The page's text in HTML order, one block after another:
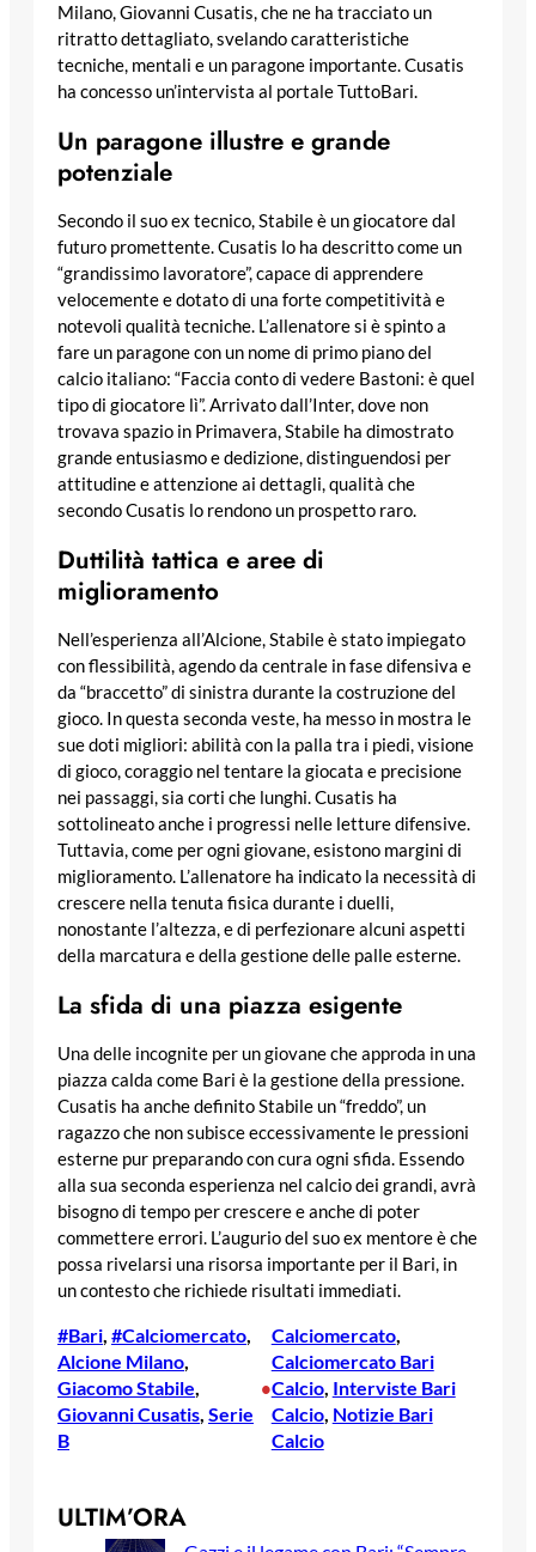
Milano, Giovanni Cusatis, che ne ha tracciato un
ritratto dettagliato, svelando caratteristiche
tecniche, mentali e un paragone importante. Cusatis
ha concesso un’intervista al portale TuttoBari.
Un paragone illustre e grande
potenziale
Secondo il suo ex tecnico, Stabile è un giocatore dal
futuro promettente. Cusatis lo ha descritto come un
“grandissimo lavoratore”, capace di apprendere
velocemente e dotato di una forte competitività e
notevoli qualità tecniche. L’allenatore si è spinto a
fare un paragone con un nome di primo piano del
calcio italiano: “Faccia conto di vedere Bastoni: è quel
tipo di giocatore lì”. Arrivato dall’Inter, dove non
trovava spazio in Primavera, Stabile ha dimostrato
grande entusiasmo e dedizione, distinguendosi per
attitudine e attenzione ai dettagli, qualità che
secondo Cusatis lo rendono un prospetto raro.
Duttilità tattica e aree di
miglioramento
Nell’esperienza all’Alcione, Stabile è stato impiegato
con flessibilità, agendo da centrale in fase difensiva e
da “braccetto” di sinistra durante la costruzione del
gioco. In questa seconda veste, ha messo in mostra le
sue doti migliori: abilità con la palla tra i piedi, visione
di gioco, coraggio nel tentare la giocata e precisione
nei passaggi, sia corti che lunghi. Cusatis ha
sottolineato anche i progressi nelle letture difensive.
Tuttavia, come per ogni giovane, esistono margini di
miglioramento. L’allenatore ha indicato la necessità di
crescere nella tenuta fisica durante i duelli,
nonostante l’altezza, e di perfezionare alcuni aspetti
della marcatura e della gestione delle palle esterne.
La sfida di una piazza esigente
Una delle incognite per un giovane che approda in una
piazza calda come Bari è la gestione della pressione.
Cusatis ha anche definito Stabile un “freddo”, un
ragazzo che non subisce eccessivamente le pressioni
esterne pur preparando con cura ogni sfida. Essendo
alla sua seconda esperienza nel calcio dei grandi, avrà
bisogno di tempo per crescere e anche di poter
commettere errori. L’augurio del suo ex mentore è che
possa rivelarsi una risorsa importante per il Bari, in
un contesto che richiede risultati immediati.
#Bari #Calciomercato
Alcione Milano
Giacomo Stabile
Giovanni Cusatis Serie
B
•
Calciomercato
Calciomercato Bari
Calcio, Interviste Bari
Calcio, Notizie Bari
Calcio
ULTIM’ORA